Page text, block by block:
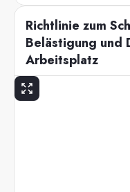
Richtlinie zum
Belästigung und
Arbeitsplatz